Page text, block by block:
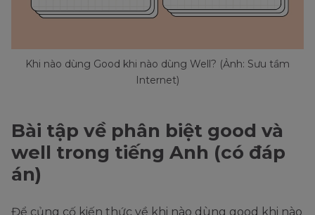
Khi nào dùng Good khi nào dùng Well? (Ảnh: Sưu tầm
Internet)
Bài tập về phân biệt good và
well trong tiếng Anh (có đáp
án)
Để củng cố kiến thức về khi nào dùng good khi nào